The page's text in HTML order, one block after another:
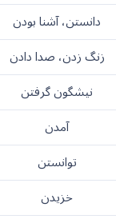
دانستن، آشنا بودن
زنگ زدن، صدا دادن
نیشگون گرفتن
آمدن
توانستن
خزیدن